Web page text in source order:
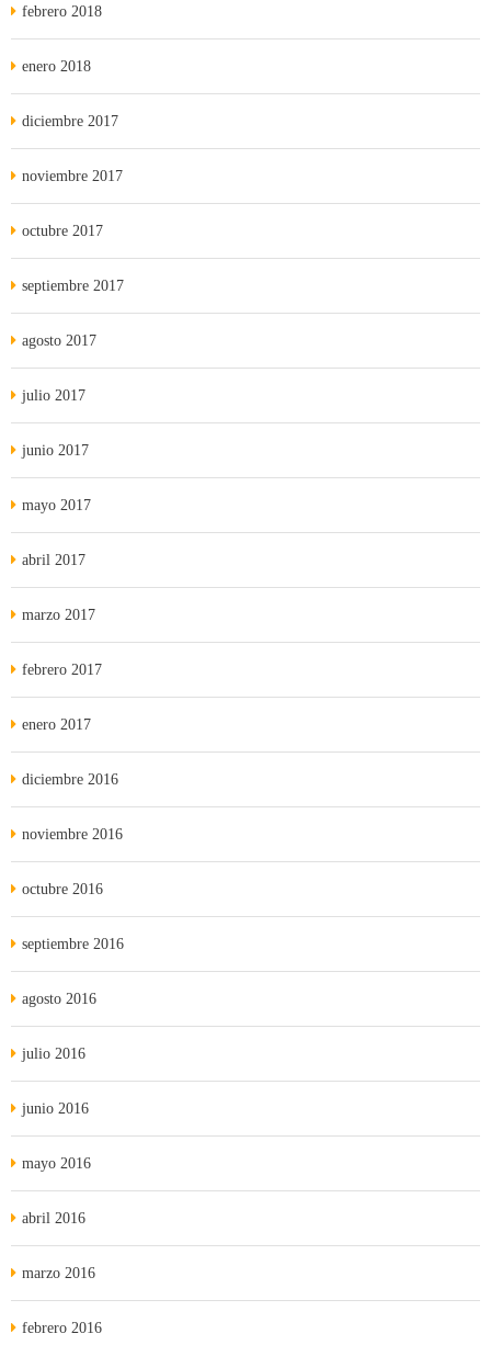
febrero 2018
enero 2018
diciembre 2017
noviembre 2017
octubre 2017
septiembre 2017
agosto 2017
julio 2017
junio 2017
mayo 2017
abril 2017
marzo 2017
febrero 2017
enero 2017
diciembre 2016
noviembre 2016
octubre 2016
septiembre 2016
agosto 2016
julio 2016
junio 2016
mayo 2016
abril 2016
marzo 2016
febrero 2016